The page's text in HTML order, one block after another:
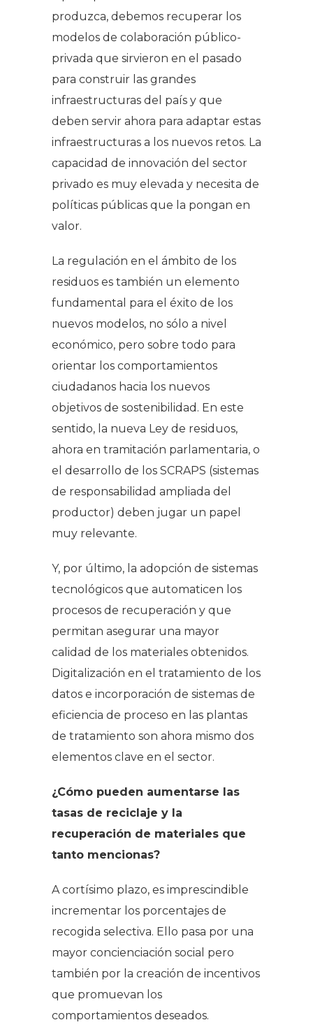
produzca, debemos recuperar los
modelos de colaboración público-
privada que sirvieron en el pasado
para construir las grandes
infraestructuras del país y que
deben servir ahora para adaptar estas
infraestructuras a los nuevos retos. La
capacidad de innovación del sector
privado es muy elevada y necesita de
políticas públicas que la pongan en
valor.
La regulación en el ámbito de los
residuos es también un elemento
fundamental para el éxito de los
nuevos modelos, no sólo a nivel
económico, pero sobre todo para
orientar los comportamientos
ciudadanos hacia los nuevos
objetivos de sostenibilidad. En este
sentido, la nueva Ley de residuos,
ahora en tramitación parlamentaria, o
el desarrollo de los SCRAPS (sistemas
de responsabilidad ampliada del
productor) deben jugar un papel
muy relevante.
Y, por último, la adopción de sistemas
tecnológicos que automaticen los
procesos de recuperación y que
permitan asegurar una mayor
calidad de los materiales obtenidos.
Digitalización en el tratamiento de los
datos e incorporación de sistemas de
eficiencia de proceso en las plantas
de tratamiento son ahora mismo dos
elementos clave en el sector.
¿Cómo pueden aumentarse las
tasas de reciclaje y la
recuperación de materiales que
tanto mencionas?
A cortísimo plazo, es imprescindible
incrementar los porcentajes de
recogida selectiva. Ello pasa por una
mayor concienciación social pero
también por la creación de incentivos
que promuevan los
comportamientos deseados.